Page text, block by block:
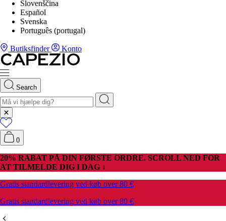
Slovenščina
Español
Svenska
Português (portugal)
Butiksfinder Konto
Search
0
20% RABAT PÅ DIN FØRSTE ORDRE. SCROLL NED FOR
AT TILMELDE DIG I DAG ↓
Gratis standardlevering ved køb over 80 €
Gratis standardlevering ved køb over 80 €